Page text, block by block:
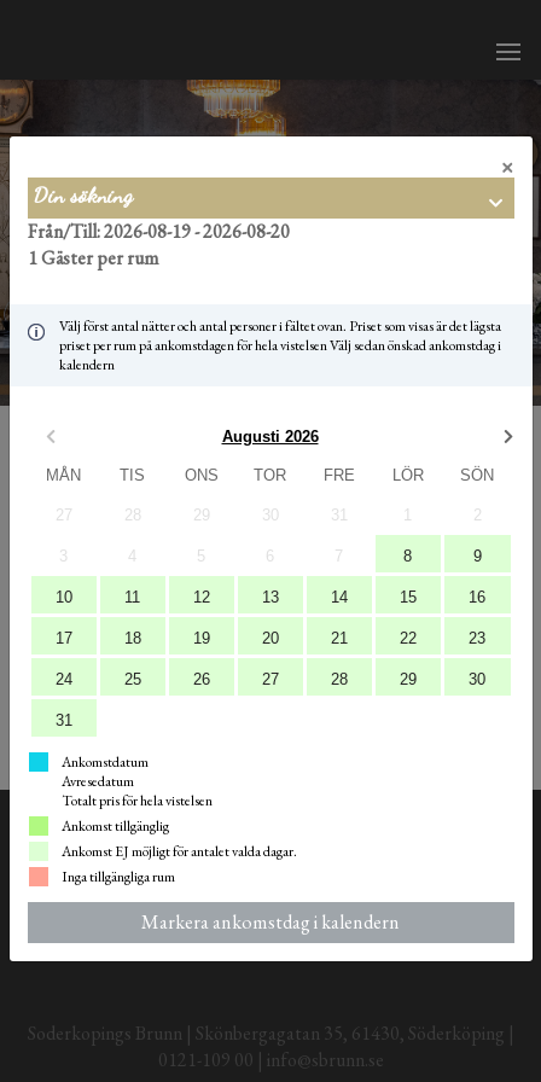
×
Din sökning
Från/Till: 2026-08-19 - 2026-08-20
1 Gäster per rum
Välj först antal nätter och antal personer i fältet ovan. Priset som visas är det lägsta
priset per rum på ankomstdagen för hela vistelsen Välj sedan önskad ankomstdag i
kalendern
Augusti 2026
MÅN TIS ONS TOR FRE LÖR SÖN
27 28 29 30 31 1 2
3 4 5 6 7 8 9
10 11 12 13 14 15 16
17 18 19 20 21 22 23
24 25 26 27 28 29 30
31
Ankomstdatum
Avresedatum
Totalt pris för hela vistelsen
Ankomst tillgänglig
Ankomst EJ möjligt för antalet valda dagar.
Inga tillgängliga rum
Markera ankomstdag i kalendern
Rumsbokning
Att känna sig trygg, kunna slappna av och få vara sig själv. Pusta ut, och tanka
energi. Precis så vill vi att du ska känna hos oss. Oavsett vad du vill ha ut av din
vistelse ser vi till att du hamnar rätt, både i plats och i känslan.
Soderkopings Brunn | Skönbergagatan 35, 61430, Söderköping |
0121-109 00 | info@sbrunn.se